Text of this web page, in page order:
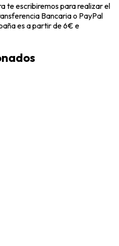
te escribiremos para realizar el
Bancaria o PayPal
es a partir de 6€ e